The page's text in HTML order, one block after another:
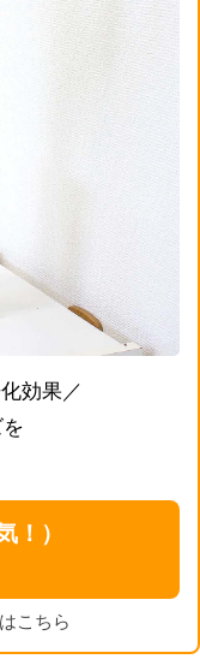
効果／
！）
こちら